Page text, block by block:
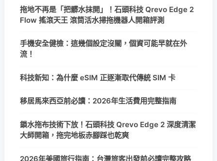
拖地不再是「把髒水抹開」！石頭科技 Qrevo Edge 2
Flow 搖滾天王 滾筒活水掃拖機器人開箱評測
手機安全健檢：這幾個設定沒關，個資可能早就在外
流！
科技新知：為什麼 eSIM 正逐漸取代傳統 SIM 卡
移居馬來西亞前必讀：2026年生活費用完整指南
鎖水拖布技術下放！石頭科技 Qrevo Edge 2 深度清潔
大師開箱，拖完地板赤腳踩也乾爽
2026年美國旅行指南：台灣旅客出發前必讀完整攻略